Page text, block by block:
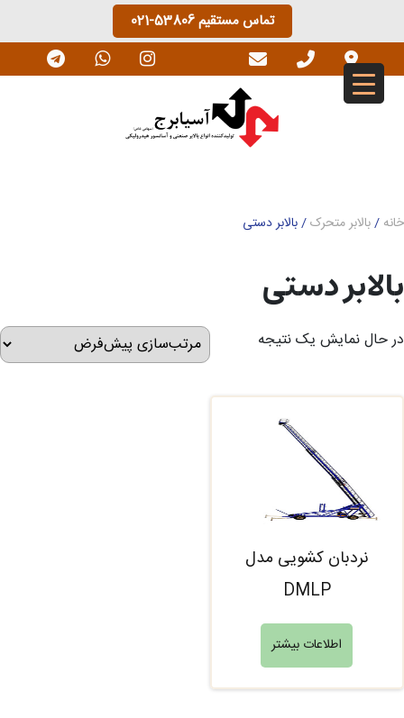
to
content
تماس مستقیم021-53806
خانه /بالابر متحرک/ بالابر دستی
بالابر دستی
در حال نمایش یک نتیجه
نردبان کشویی مدل
DMLP
اطلاعات بیشتر